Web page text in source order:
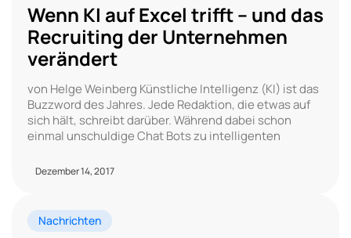
Wenn KI auf Excel trifft – und das
Recruiting der Unternehmen
verändert
von Helge Weinberg Künstliche Intelligenz (KI) ist das
Buzzword des Jahres. Jede Redaktion, die etwas auf
sich hält, schreibt darüber. Während dabei schon
einmal unschuldige Chat Bots zu intelligenten
Dezember 14, 2017
Nachrichten